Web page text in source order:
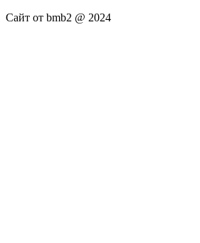
Сайт от bmb2 @ 2024